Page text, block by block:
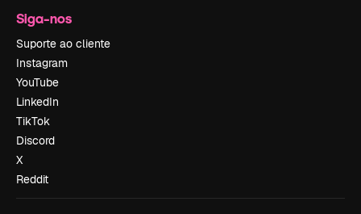
Siga-nos
Suporte ao cliente
Instagram
YouTube
LinkedIn
TikTok
Discord
X
Reddit